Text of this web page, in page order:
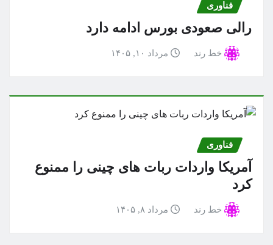
فناوری
رالی صعودی بورس ادامه دارد
خط رند مرداد ۱۰, ۱۴۰۵
فناوری
آمریکا واردات ربات های چینی را ممنوع
کرد
خط رند مرداد ۸, ۱۴۰۵